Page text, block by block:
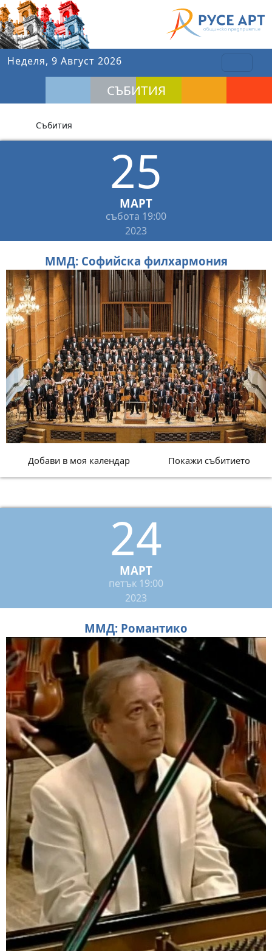
Неделя, 9 Август 2026
СЪБИТИЯ
Събития
25
МАРТ
събота 19:00
2023
ММД: Софийска филхармония
Добави в моя календар Покажи събитието
24
МАРТ
петък 19:00
2023
ММД: Романтико